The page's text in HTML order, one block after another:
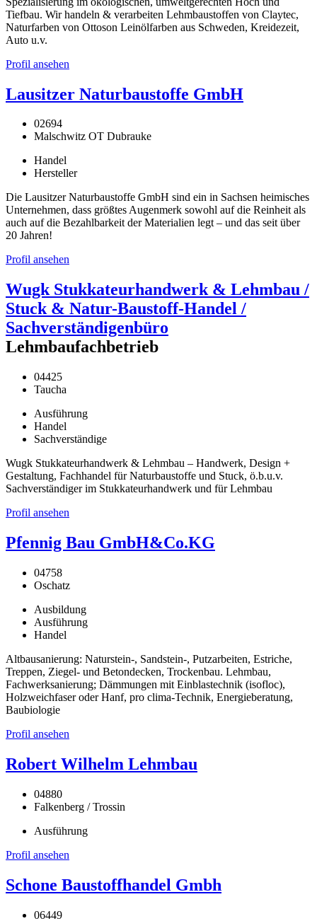
Tiefbau. Wir handeln & verarbeiten Lehmbaustoffen von Claytec,
Naturfarben von Ottoson Leinölfarben aus Schweden, Kreidezeit,
Auto u.v.
Profil ansehen
Lausitzer Naturbaustoffe GmbH
02694
Malschwitz OT Dubrauke
Handel
Hersteller
Die Lausitzer Naturbaustoffe GmbH sind ein in Sachsen heimisches
Unternehmen, dass größtes Augenmerk sowohl auf die Reinheit als
auch auf die Bezahlbarkeit der Materialien legt – und das seit über
20 Jahren!
Profil ansehen
Wugk Stukkateurhandwerk & Lehmbau /
Stuck & Natur-Baustoff-Handel /
Sachverständigenbüro
Lehmbaufachbetrieb
04425
Taucha
Ausführung
Handel
Sachverständige
Wugk Stukkateurhandwerk & Lehmbau – Handwerk, Design +
Gestaltung, Fachhandel für Naturbaustoffe und Stuck, ö.b.u.v.
Sachverständiger im Stukkateurhandwerk und für Lehmbau
Profil ansehen
Pfennig Bau GmbH&Co.KG
04758
Oschatz
Ausbildung
Ausführung
Handel
Altbausanierung: Naturstein-, Sandstein-, Putzarbeiten, Estriche,
Treppen, Ziegel- und Betondecken, Trockenbau. Lehmbau,
Fachwerksanierung; Dämmungen mit Einblastechnik (isofloc),
Holzweichfaser oder Hanf, pro clima-Technik, Energieberatung,
Baubiologie
Profil ansehen
Robert Wilhelm Lehmbau
04880
Falkenberg / Trossin
Ausführung
Profil ansehen
Schone Baustoffhandel Gmbh
06449